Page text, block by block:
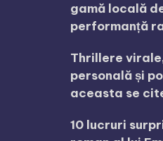
gamă locală
performanță
Thrillere
personală și
aceasta se
10 lucruri